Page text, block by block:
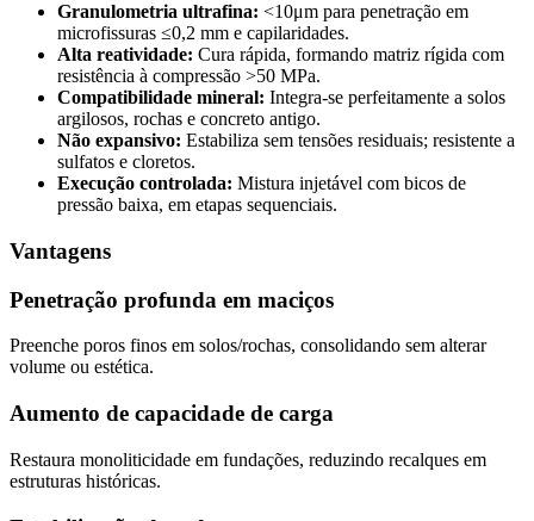
Granulometria ultrafina: <10μm para penetração em
microfissuras ≤0,2 mm e capilaridades.
Alta reatividade: Cura rápida, formando matriz rígida com
resistência à compressão >50 MPa.
Compatibilidade mineral: Integra-se perfeitamente a solos
argilosos, rochas e concreto antigo.
Não expansivo: Estabiliza sem tensões residuais; resistente a
sulfatos e cloretos.
Execução controlada: Mistura injetável com bicos de
pressão baixa, em etapas sequenciais.
Vantagens
Penetração profunda em maciços
Preenche poros finos em solos/rochas, consolidando sem alterar
volume ou estética.
Aumento de capacidade de carga
Restaura monoliticidade em fundações, reduzindo recalques em
estruturas históricas.